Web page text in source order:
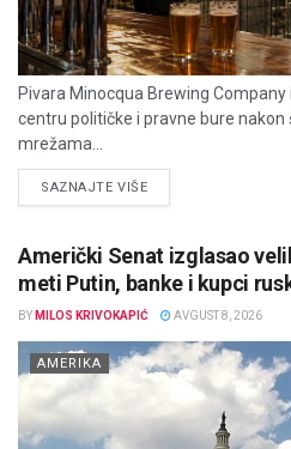
Pivara Minocqua Brewing
centru političke i pravne bure
mrežama...
SAZNAJTE VIŠEDETAILS
Američki Senat izglasao
meti Putin, banke i kupci
BY MILOS KRIVOKAPIĆ AVGUST 8, 2026
AMERIKA